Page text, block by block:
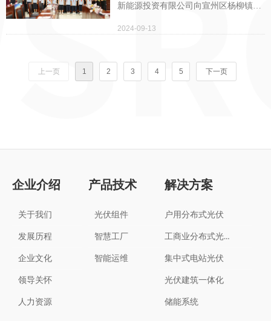
源副总裁薛麒麟等公司领导陪同调研。
新能源投资有限公司向宣州区杨柳镇学
政府常务副区长曹俊，区教体局局长周
长助理李涵军，宏润新能源投资有限公
司副总裁薛麒麟等出席捐赠仪式。杨柳
2024-09-13
上一页 1 2 3 4 5 下一页
企业介绍
关于我们
发展历程
企业文化
领导关怀
人力资源
产品技术
光伏组件
智慧工厂
智能运维
解决方案
户用分布式光伏
工商业分布式光伏
集中式电站光伏
光伏建筑一体化
储能系统